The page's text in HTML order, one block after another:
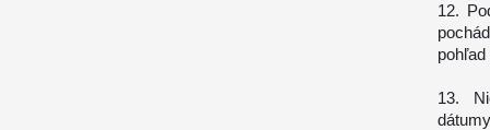
12.
13.